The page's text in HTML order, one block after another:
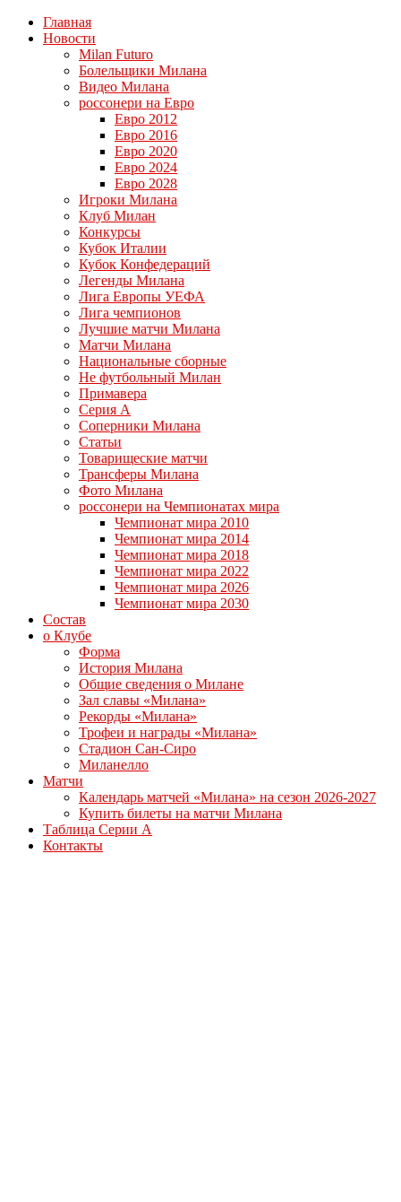
Главная
Новости
Milan Futuro
Болельщики Милана
Видео Милана
россонери на Евро
Евро 2012
Евро 2016
Евро 2020
Евро 2024
Евро 2028
Игроки Милана
Клуб Милан
Конкурсы
Кубок Италии
Кубок Конфедераций
Легенды Милана
Лига Европы УЕФА
Лига чемпионов
Лучшие матчи Милана
Матчи Милана
Национальные сборные
Не футбольный Милан
Примавера
Серия А
Соперники Милана
Статьи
Товарищеские матчи
Трансферы Милана
Фото Милана
россонери на Чемпионатах мира
Чемпионат мира 2010
Чемпионат мира 2014
Чемпионат мира 2018
Чемпионат мира 2022
Чемпионат мира 2026
Чемпионат мира 2030
Состав
о Клубе
Форма
История Милана
Общие сведения о Милане
Зал славы «Милана»
Рекорды «Милана»
Трофеи и награды «Милана»
Стадион Сан-Сиро
Миланелло
Матчи
Календарь матчей «Милана» на сезон 2026-2027
Купить билеты на матчи Милана
Таблица Серии А
Контакты